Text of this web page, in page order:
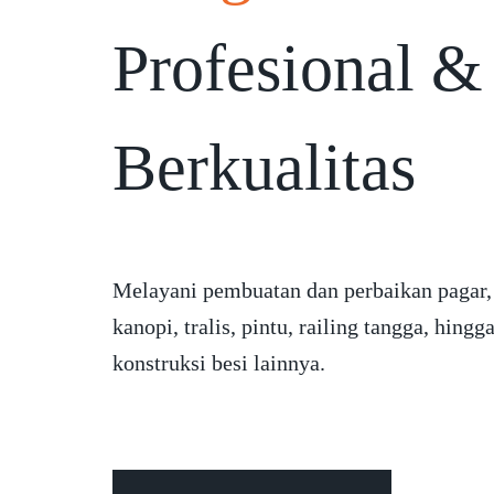
Profesional &
Berkualitas
Melayani pembuatan dan perbaikan pagar,
kanopi, tralis, pintu, railing tangga, hingga
konstruksi besi lainnya.